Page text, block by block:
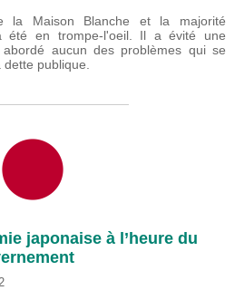
la Maison Blanche et la majorité
été en trompe-l'oeil. Il a évité une
abordé aucun des problèmes qui se
publique.
japonaise à l’heure du